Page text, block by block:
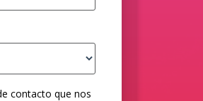
contacto que nos